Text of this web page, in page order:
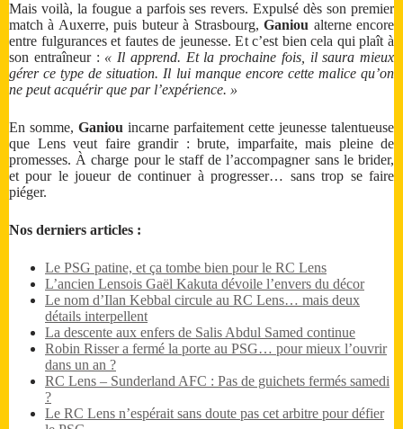
Mais voilà, la fougue a parfois ses revers. Expulsé dès son premier
match à Auxerre, puis buteur à Strasbourg,Ganiou alterne encore
entre fulgurances et fautes de jeunesse. Et c’est bien cela qui plaît à
son entraîneur : « Il apprend. Et la prochaine fois, il saura mieux
gérer ce type de situation. Il lui manque encore cette malice qu’on
ne peut acquérir que par l’expérience. »
En somme, Ganiou incarne parfaitement cette jeunesse talentueuse
que Lens veut faire grandir : brute, imparfaite, mais pleine de
promesses. À charge pour le staff de l’accompagner sans le brider,
et pour le joueur de continuer à progresser… sans trop se faire
piéger.
Nos derniers articles :
Le PSG patine, et ça tombe bien pour le RC Lens
L’ancien Lensois Gaël Kakuta dévoile l’envers du décor
Le nom d’Ilan Kebbal circule au RC Lens… mais deux
détails interpellent
La descente aux enfers de Salis Abdul Samed continue
Robin Risser a fermé la porte au PSG… pour mieux l’ouvrir
dans un an ?
RC Lens – Sunderland AFC : Pas de guichets fermés samedi
?
Le RC Lens n’espérait sans doute pas cet arbitre pour défier